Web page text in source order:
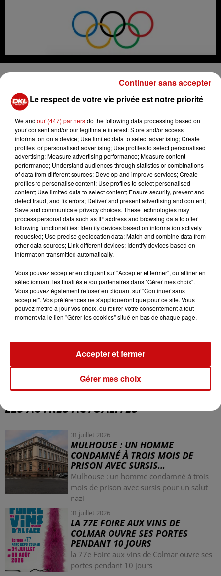
La cérémonie d'allumage de la flamme olympique pour
les Jeux olympiques de Paris a eu lieu le mardi 16 avril
sur le site antique d'Olympie en Grèce, marquant ainsi le
début de son relais. Ce moment symbolique a été
marqué par l'allumage du flambeau vers 11 heures.
Stefanos Douskos, champion olympique d'aviron à
Tokyo en 2021, a entamé le premier relais et a ensuite
transmis le flambeau à la championne de natation Laure
Manaudou, qui est devenue la première porteuse
française de la flamme olympique pour les Jeux de Paris
2024.
Après son allumage, la flamme olympique entame
désormais un parcours de dix jours de relais en Grèce.
Elle sera officiellement remise aux organisateurs de
Paris 2024 le 26 avril prochain, avant de voyager
jusqu'en France où elle arrivera à Marseille (Bouches-du-
Rhône) le 8 mai. Ensuite, le relais de la flamme
traversera 65 territoires, avec 10 000 porteurs se
succédant jusqu'à Paris, sa destination finale, où elle
arrivera le 26 juillet. Pour garantir la sécurité de la
torche, 200 policiers et gendarmes seront mobilisés en
LES AUTRES ACTUALITÉS
31 juillet 2026
MULHOUSE : UN HOMME
CONDAMNÉ À TROIS MOIS DE
PRISON AVEC SURSIS...
Mulhouse : un homme condamné à trois
mois de prison avec sursis pour un salut
nazi
31 juillet 2026
LA 77E FOIRE AUX VINS DE
COLMAR OUVRE SES PORTES
PENDANT 10 JOURS
la 77e Foire aux vins de Colmar ouvre ses
portes pendant 10 jours
Le respect de votre vie privée est notre priorité
We and our (447) partnersdo the following data processing based on
your consent and/or our legitimate interest: Store and/or access
information on a device; Use limited data to select advertising; Create
profiles for personalised advertising; Use profiles to select personalised
advertising; Measure advertising performance; Measure content
performance; Understand audiences through statistics or combinations
of data from different sources; Develop and improve services; Create
profiles to personalise content; Use profiles to select personalised
content; Use limited data to select content; Ensure security, prevent and
detect fraud, and fix errors; Deliver and present advertising and content;
Save and communicate privacy choices. These technologies may
process personal data such as IP address and browsing data to offer
following functionalities: Identify devices based on information actively
requested; Use precise geolocation data; Match and combine data from
other data sources; Link different devices; Identify devices based on
information transmitted automatically.
Vous pouvez accepter en cliquant sur "Accepter et fermer", ou affiner en
sélectionnant les finalités et/ou partenaires dans "Gérer mes choix".
Vous pouvez également refuser en cliquant sur "Continuer sans
accepter". Vos préférences ne s'appliqueront que pour ce site. Vous
pouvez mettre à jour vos choix, ou retirer votre consentement à tout
moment via le lien "Gérer les cookies" situé en bas de chaque page.
Gérer mes choix
Accepter et fermer
Continuer sans accepter